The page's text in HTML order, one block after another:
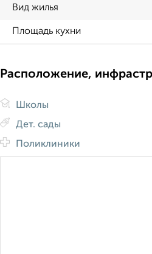
Вид жилья
Площадь кухни
Расположение,
Школы
Дет. сады
Поликлиники